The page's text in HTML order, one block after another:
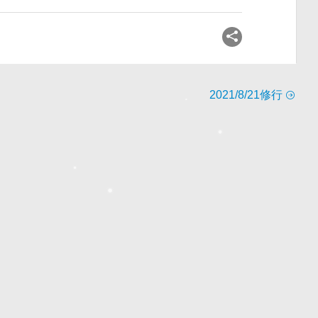
2021/8/21修行